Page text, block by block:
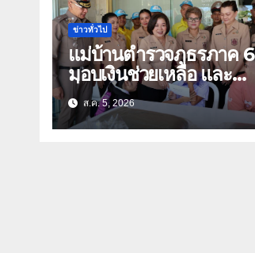
ข่าวทั่วไป
แม่บ้านตำรวจภูธรภาค 6
มอบเงินช่วยเหลือ และ
สิ่งของบำรุงขวัญ บุตร-
ธิดา ข้าราชการตำรวจ
จังหวัดอุทัยธานี
ส.ค. 5, 2026